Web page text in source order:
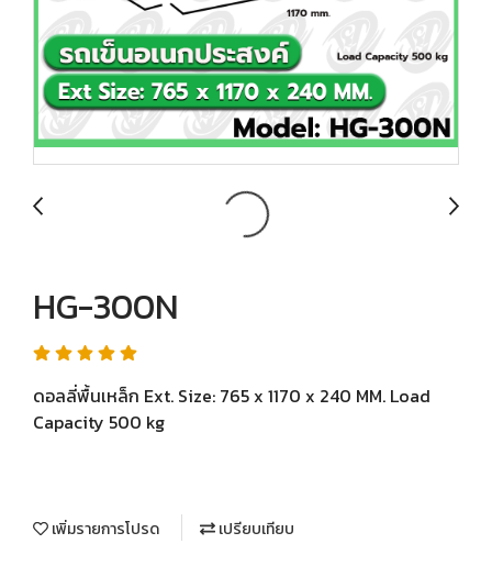
HG-300N
ดอลลี่พื้นเหล็ก Ext. Size: 765 x 1170 x 240 MM. Load
Capacity 500 kg
เพิ่มรายการโปรด เปรียบเทียบ